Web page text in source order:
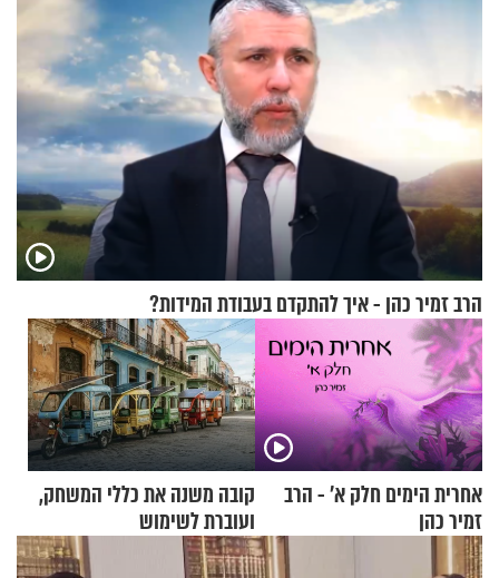
הרב זמיר כהן - איך להתקדם בעבודת המידות?
אחרית הימים חלק א’ - הרב
זמיר כהן
קובה משנה את כללי המשחק,
ועוברת לשימוש
בתלת־אופנועים סולאריים